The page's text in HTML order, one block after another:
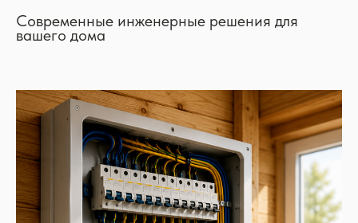
Современные инженерные решения для
вашего дома